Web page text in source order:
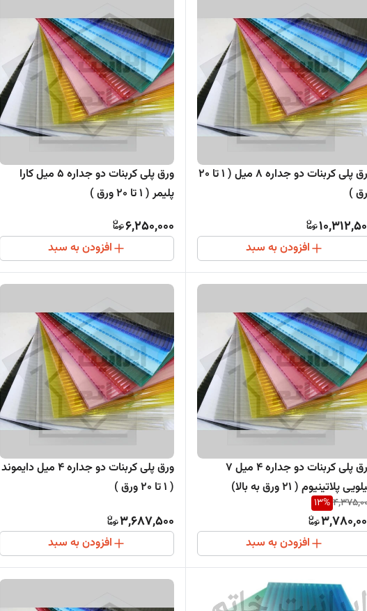
ورق پلی کربنات دو جداره 8 میل ( 1 تا 20
)
افزودن به سبد
ورق پلی کربنات دو جداره 5 میل کارا
پلیمر ( 1 تا 20 ورق )
6,250,000
افزودن به سبد
ورق پلی کربنات دو جداره 4 میل 7
پلاتینیوم ( 21 ورق به بالا)
13%
افزودن به سبد
ورق پلی کربنات دو جداره 4 میل دایموند
( 1 تا 20 ورق )
3,687,500
افزودن به سبد